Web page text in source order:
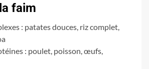
faim
: patates douces, riz complet,
: poulet, poisson, œufs,